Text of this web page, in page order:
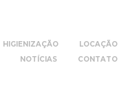
HIGIENIZAÇÃO
LOCAÇÃO
NOTÍCIAS CONTATO